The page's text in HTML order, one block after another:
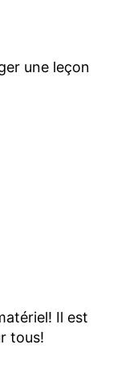
une leçon
Il est
tous!